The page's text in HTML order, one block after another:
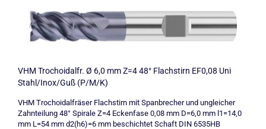
VHM Trochoidalfr. Ø 6,0 mm Z=4 48° Flachstirn EF0,08 Uni
Stahl/Inox/Guß (P/M/K)
VHM Trochoidalfräser Flachstirn mit Spanbrecher und ungleicher
Zahnteilung 48° Spirale Z=4 Eckenfase 0,08 mm D=6,0 mm l1=14,0
mm L=54 mm d2(h6)=6 mm beschichtet Schaft DIN 6535HB